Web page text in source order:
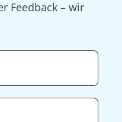
Feedback – wir